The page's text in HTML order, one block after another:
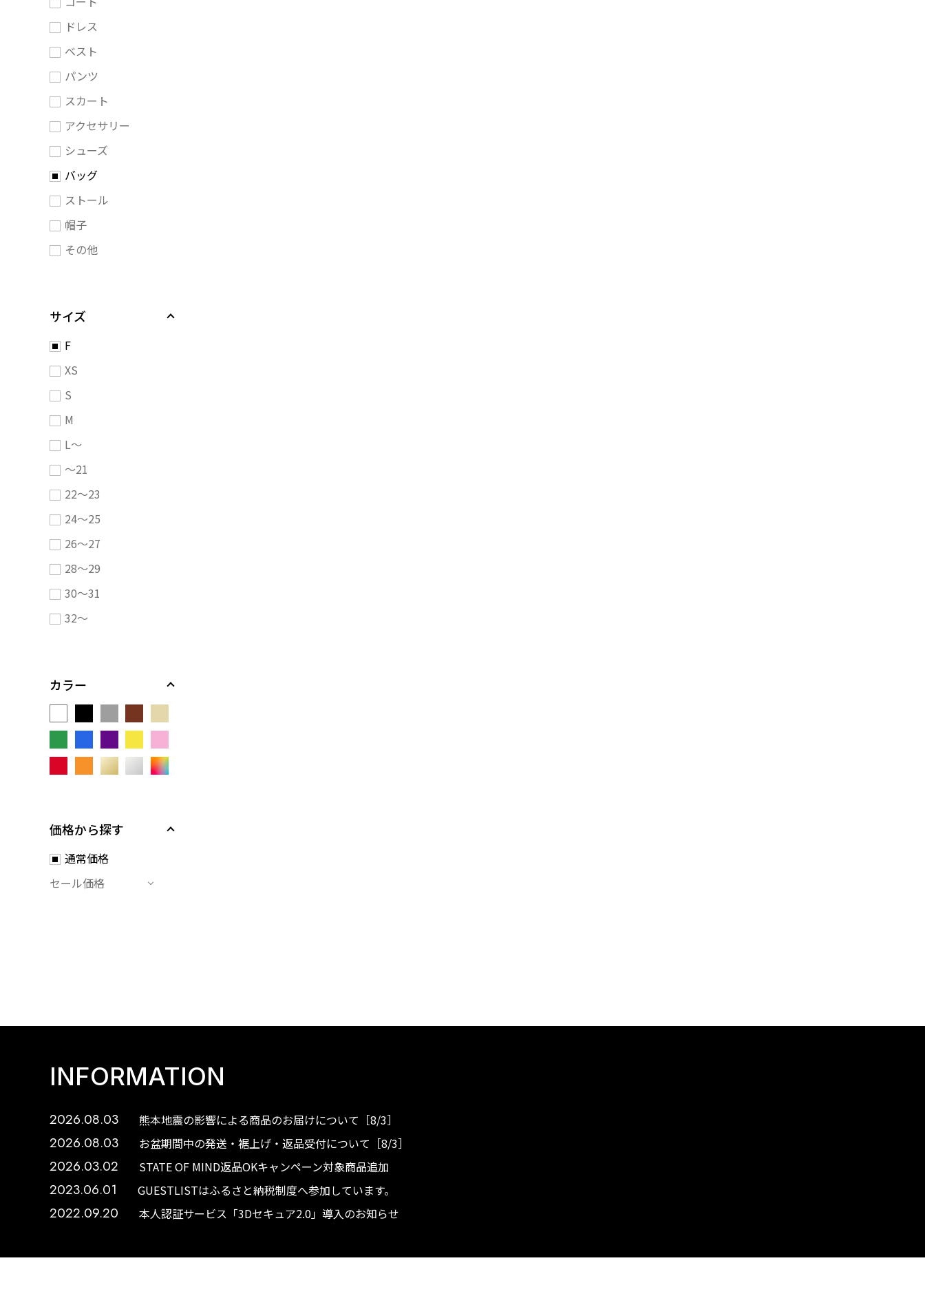
ドレス
ベスト
パンツ
スカート
アクセサリー
シューズ
バッグ
ストール
帽子
その他
サイズ
F
XS
S
M
L～
～21
22～23
24～25
26～27
28～29
30～31
32～
カラー
価格から探す
通常価格
セール価格
INFORMATION
2026.08.03 熊本地震の影響による商品のお届けについて［8/3］
2026.08.03 お盆期間中の発送・裾上げ・返品受付について［8/3］
2026.03.02 STATE OF MIND返品OKキャンペーン対象商品追加
2023.06.01 GUESTLISTはふるさと納税制度へ参加しています。
2022.09.20 本人認証サービス「3Dセキュア2.0」導入のお知らせ